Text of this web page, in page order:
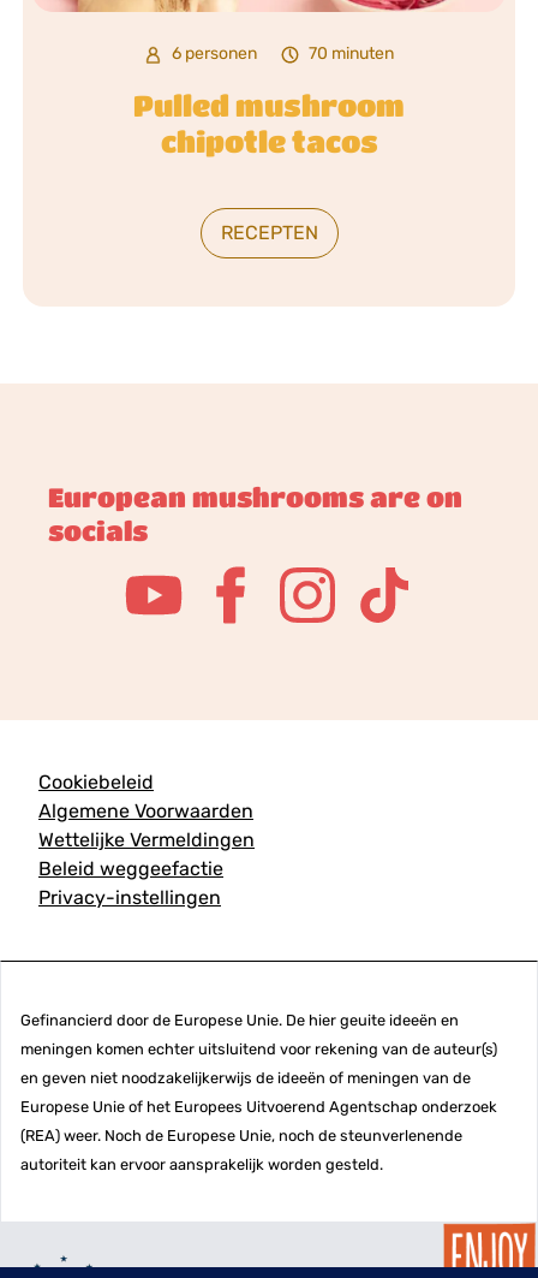
6 personen 70 minuten
Pulled mushroom
chipotle tacos
RECEPTEN
European mushrooms are on
socials
Cookiebeleid
Algemene Voorwaarden
Wettelijke Vermeldingen
Beleid weggeefactie
Privacy-instellingen
Gefinancierd door de Europese Unie. De hier geuite ideeën en
meningen komen echter uitsluitend voor rekening van de auteur(s)
en geven niet noodzakelijkerwijs de ideeën of meningen van de
Europese Unie of het Europees Uitvoerend Agentschap onderzoek
(REA) weer. Noch de Europese Unie, noch de steunverlenende
autoriteit kan ervoor aansprakelijk worden gesteld.